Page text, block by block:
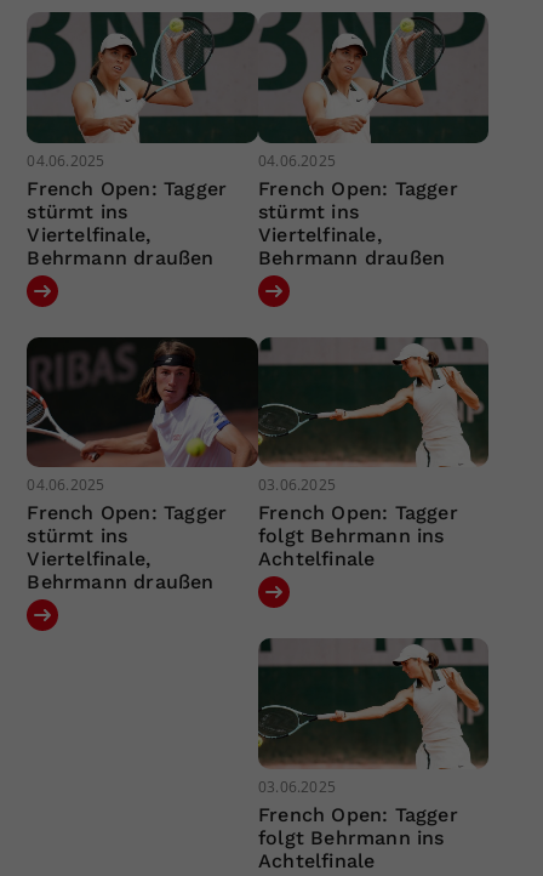
04.06.2025
French Open: Tagger
stürmt ins
Viertelfinale,
Behrmann draußen
04.06.2025
French Open: Tagger
stürmt ins
Viertelfinale,
Behrmann draußen
04.06.2025
French Open: Tagger
stürmt ins
Viertelfinale,
Behrmann draußen
03.06.2025
French Open: Tagger
folgt Behrmann ins
Achtelfinale
03.06.2025
French Open: Tagger
folgt Behrmann ins
Achtelfinale